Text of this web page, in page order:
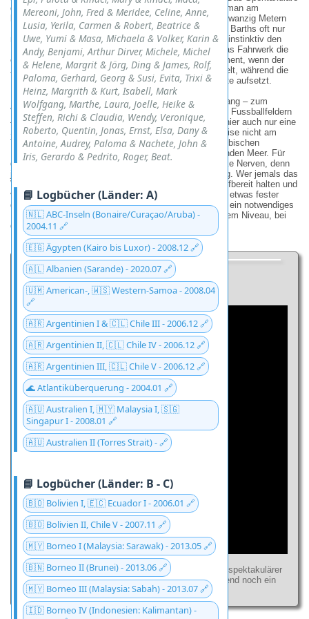
Mereoni, John, Fred & Meridee, Celine, Anne,
Lusia, Yerila, Carmen & Robert, Beatrice &
Uwe, Yumi & Masa, Michaela & Volker, Karin &
Andy, Benjami, Arthur Dirver, Michele, Michel
& Helene, Margrit & Jörg, Ding & James, Rolf,
Paloma, Gerhard, Georg & Susi, Evita, Trixi &
Heinz, Margrith & Kurt, Isabell, Mark
Wolfgang, Marthe, Laura, Joelle, Heike &
Steffen, Richi & Claudia, Wendy, Veronique,
Roberto, Quentin, Jonas, Ernst, Elsa, Dany &
Antoine, Audrey, Paloma & Nachete, John &
Iris, Gerardo & Pedrito, Roger, Beat.
📘 Logbücher (Länder: A)
🇳🇱 ABC-Inseln (Bonaire/Curaçao/Aruba) -
2004.11 🔗
🇪🇬 Ägypten (Kairo bis Luxor) - 2008.12 🔗
🇦🇱 Albanien (Sarande) - 2020.07 🔗
🇺🇲 American-, 🇼🇸 Western-Samoa - 2008.04
🔗
🇦🇷 Argentinien I & 🇨🇱 Chile III - 2006.12 🔗
🇦🇷 Argentinien II, 🇨🇱 Chile IV - 2006.12 🔗
🇦🇷 Argentinien III, 🇨🇱 Chile V - 2006.12 🔗
🌊 Atlantiküberquerung - 2004.01 🔗
🇦🇺 Australien I, 🇲🇾 Malaysia I, 🇸🇬
Singapur I - 2008.01 🔗
🇦🇺 Australien II (Torres Strait) - 🔗
📘 Logbücher (Länder: B - C)
🇧🇴 Bolivien I, 🇪🇨 Ecuador I - 2006.01 🔗
🇧🇴 Bolivien II, Chile V - 2007.11 🔗
🇲🇾 Borneo I (Malaysia: Sarawak) - 2013.05 🔗
🇧🇳 Borneo II (Brunei) - 2013.06 🔗
🇲🇾 Borneo III (Malaysia: Sabah) - 2013.07 🔗
🇮🇩 Borneo IV (Indonesien: Kalimantan) -
daran ist die unmittelbare Nähe zum Boden: Während man am
berühmtenMaho Beach auf St. Martinnoch in etwa zwanzig Metern
Höhe über die Köpfe hinweggleitet, sind es hier auf St. Barths oft nur
mickrige fünf bis acht Meter. Man zieht als Zuschauer instinktiv den
Kopf ein, gerade so, als wolle man verhindern, dass das Fahrwerk die
eigene Sonnencreme touchiert. Es ist ein bizarrer Moment, wenn der
Jetwind den Strandbesuchern die Handtücher wegwirbelt, während die
Maschine nur einen Wimpernschlag später auf der Piste aufsetzt.
Die gesamte Landebahn ist gerade einmal 640 Meter lang – zum
Vergleich: Das ist kaum mehr als die Länge von sechs Fussballfeldern
– und bietet absolut keinen Spielraum für Fehler. Wer hier auch nur eine
Sekunde zu spät in die Eisen steigt, beendet seine Reise nicht am
Terminal, sondern nimmt unfreiwillig ein Bad in der karibischen
Brandung, denn die Piste endet unmittelbar am glitzernden Meer. Für
die Piloten bedeutet das: volle Konzentration und starke Nerven, denn
jede Landung ist ein kleiner Krimi mit offenem Ausgang. Wer jemals das
Vergnügen hat, hier einzufliegen, sollte die Kamera griffbereit halten und
vielleicht vorsichtshalber das Schwimmwesten-Kissen etwas fester
drücken. Auf St. Barths ist die Landung eben nicht nur ein notwendiges
Übel des Transports, sondern Unterhaltung auf höchstem Niveau, bei
der man die Gänsehaut gratis mitgeliefert bekommt.
Der Flughafen von Saint Barthelemy, nicht minder spektakulärer
als der Flughafen in St. Martin. Dazu rechtsstehend noch ein
Video aus youtube.com.